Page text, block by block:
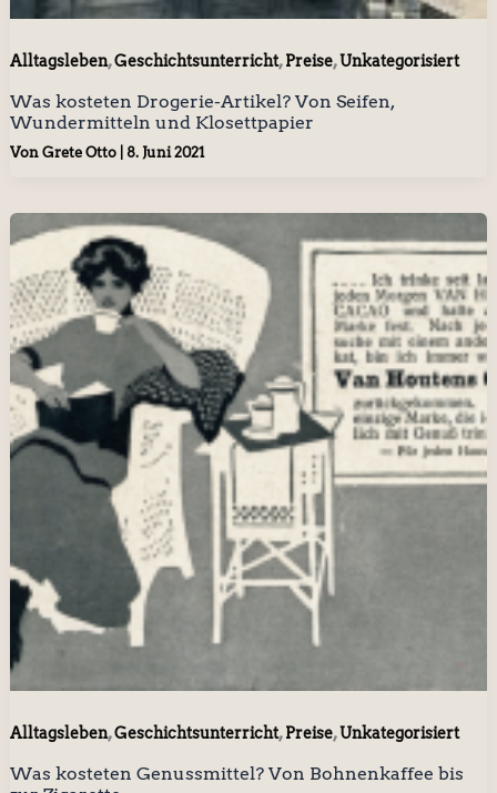
Alltagsleben,Geschichtsunterricht,Preise,Unkategorisiert
Was kosteten Drogerie-Artikel? Von Seifen,
Wundermitteln und Klosettpapier
Von Grete Otto 8. Juni 2021
Alltagsleben,Geschichtsunterricht,Preise,Unkategorisiert
Was kosteten Genussmittel? Von Bohnenkaffee bis